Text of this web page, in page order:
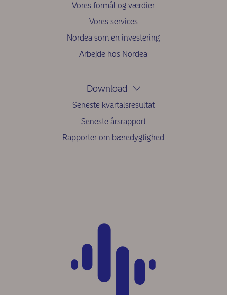
Vores formål og værdier
Vores services
Nordea som en investering
Arbejde hos Nordea
Download
Seneste kvartalsresultat
Seneste årsrapport
Rapporter om bæredygtighed